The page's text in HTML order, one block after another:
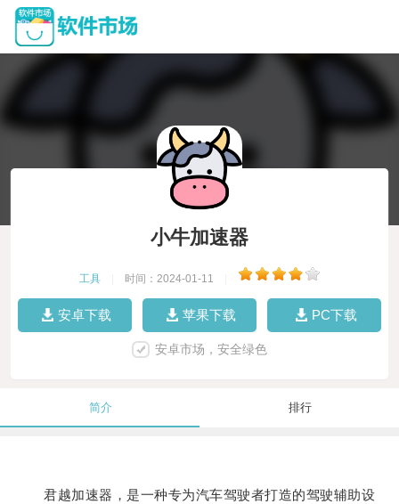
小牛加速器
工具 时间：2024-01-11
安卓下载 苹果下载 PC下载
安卓市场，安全绿色
简介 排行
君越加速器，是一种专为汽车驾驶者打造的驾驶辅助设